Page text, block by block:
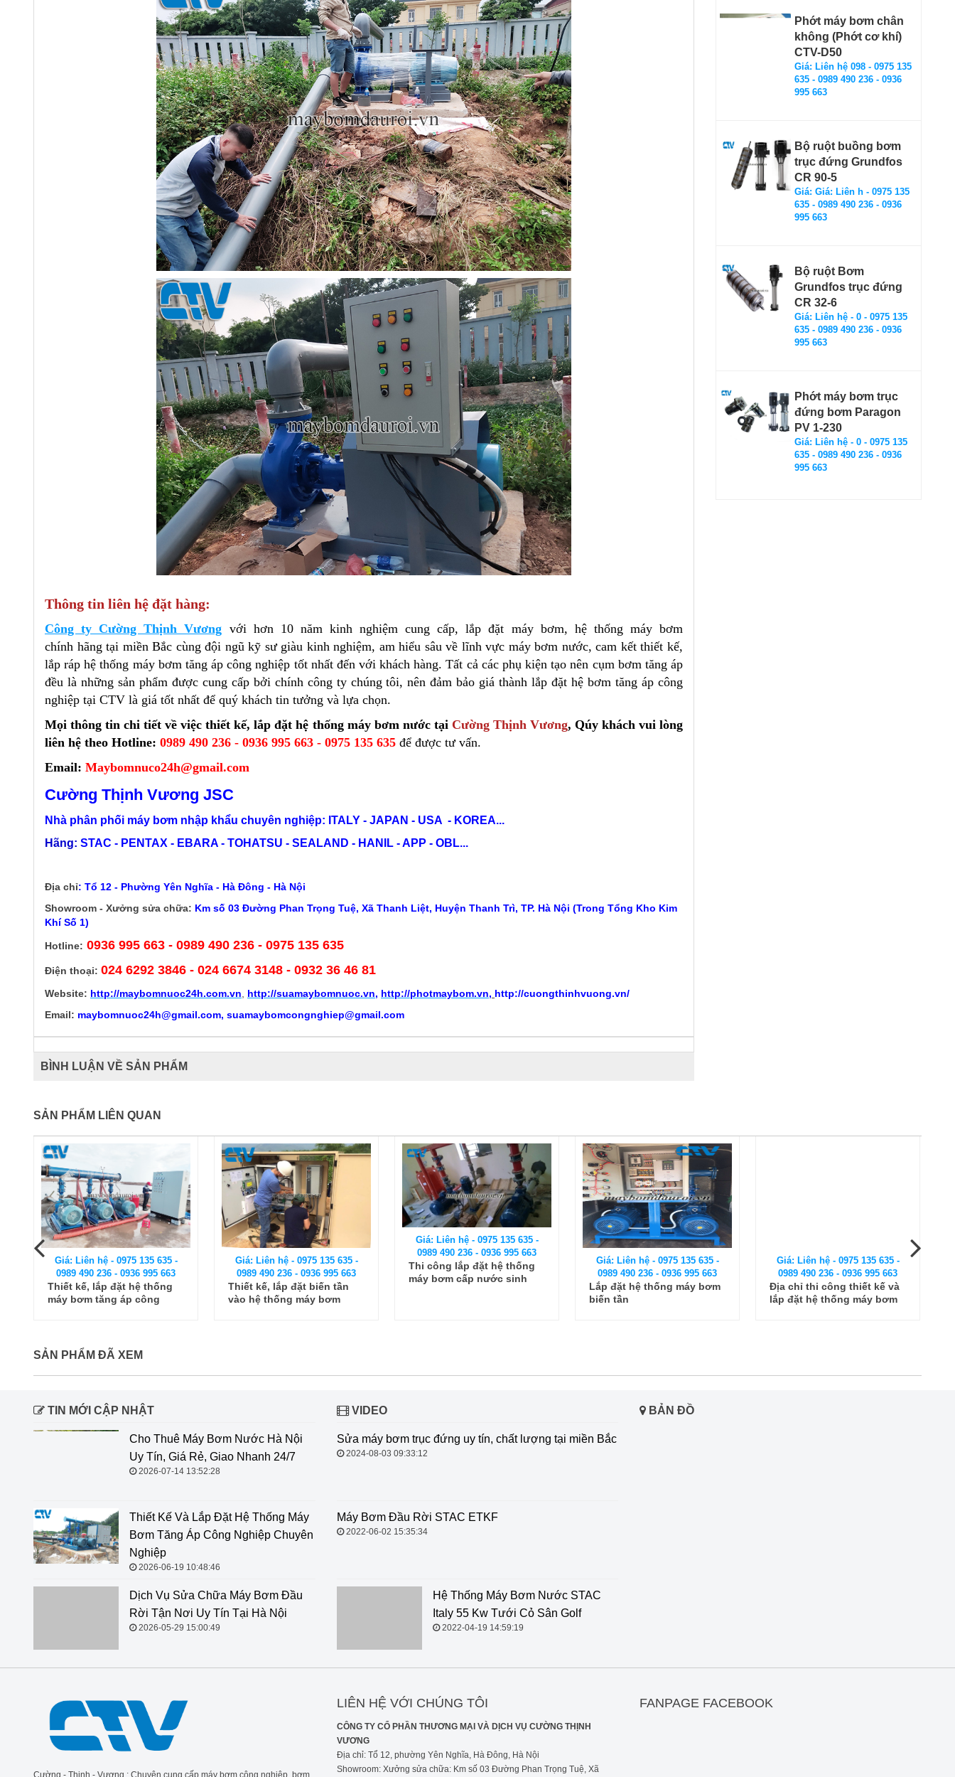
Thông tin liên hệ đặt hàng:
Công ty Cường Thịnh Vương với hơn 10 năm kinh nghiệm cung cấp, lắp đặt máy bơm, hệ thống máy bơm
chính hãng tại miền Bắc cùng đội ngũ kỹ sư giàu kinh nghiệm, am hiểu sâu về lĩnh vực máy bơm nước, cam kết thiết kế,
lắp ráp hệ thống máy bơm tăng áp công nghiệp tốt nhất đến với khách hàng. Tất cả các phụ kiện tạo nên cụm bơm tăng áp
đều là những sản phẩm được cung cấp bởi chính công ty chúng tôi, nên đảm bảo giá thành lắp đặt hệ bơm tăng áp công
nghiệp tại CTV là giá tốt nhất để quý khách tin tưởng và lựa chọn.
Mọi thông tin chi tiết về việc thiết kế, lắp đặt hệ thống máy bơm nước tại Cường Thịnh Vương, Qúy khách vui lòng
liên hệ theo Hotline: 0989 490 236 - 0936 995 663 - 0975 135 635 để được tư vấn.
Email: Maybomnuco24h@gmail.com
Cường Thịnh Vương JSC
Nhà phân phối máy bơm nhập khẩu chuyên nghiệp: ITALY - JAPAN - USA - KOREA...
Hãng: STAC - PENTAX - EBARA - TOHATSU - SEALAND - HANIL - APP - OBL...
Địa chỉ: Tổ 12 - Phường Yên Nghĩa - Hà Đông - Hà Nội
Showroom - Xưởng sửa chữa: Km số 03 Đường Phan Trọng Tuệ, Xã Thanh Liệt, Huyện Thanh Trì, TP. Hà Nội (Trong Tổng Kho Kim
Khí Số 1)
Hotline: 0936 995 663 - 0989 490 236 - 0975 135 635
Điện thoại: 024 6292 3846 - 024 6674 3148 - 0932 36 46 81
Website: http://maybomnuoc24h.com.vn http://suamaybomnuoc.vn, http://photmaybom.vn, http://cuongthinhvuong.vn/
Email: maybomnuoc24h@gmail.com, suamaybomcongnghiep@gmail.com
BÌNH LUẬN VỀ SẢN PHẨM
Phớt máy bơm chân
không (Phớt cơ khí)
CTV-D50
Giá: Liên hệ 098 - 0975 135
635 - 0989 490 236 - 0936
995 663
Bộ ruột buồng bơm
trục đứng Grundfos
CR 90-5
Giá: Giá: Liên h - 0975 135
635 - 0989 490 236 - 0936
995 663
Bộ ruột Bơm
Grundfos trục đứng
CR 32-6
Giá: Liên hệ - 0 - 0975 135
635 - 0989 490 236 - 0936
995 663
Phớt máy bơm trục
đứng bơm Paragon
PV 1-230
Giá: Liên hệ - 0 - 0975 135
635 - 0989 490 236 - 0936
995 663
SẢN PHẨM LIÊN QUAN
Giá: Liên hệ - 0975 135 635 -
0989 490 236 - 0936 995 663
Thiết kế, lắp đặt biến tần
vào hệ thống máy bơm
Giá: Liên hệ - 0975 135 635 -
Thi công lắp đặt hệ thống
máy bơm cấp nước sinh
hoạt
Giá: Liên hệ - 0975 135 635 -
0989 490 236 - 0936 995 663
Lắp đặt hệ thống máy bơm
Giá: Liên hệ - 0975 135 635 -
Địa chỉ thi công thiết kế và
lắp đặt hệ thống máy bơm
nước
Giá: Liên hệ - 0975 135 635 -
0989 490 236 - 0936 995 663
Lắp đặt máy bơm chìm xử
lý nước thải
SẢN PHẨM ĐÃ XEM
TIN MỚI CẬP NHẬT
Cho Thuê Máy Bơm Nước Hà Nội
Uy Tín, Giá Rẻ, Giao Nhanh 24/7
2026-07-14 13:52:28
Thiết Kế Và Lắp Đặt Hệ Thống Máy
Bơm Tăng Áp Công Nghiệp Chuyên
Nghiệp
2026-06-19 10:48:46
Dịch Vụ Sửa Chữa Máy Bơm Đầu
Rời Tận Nơi Uy Tín Tại Hà Nội
2026-05-29 15:00:49
VIDEO
Sửa máy bơm trục đứng uy tín, chất
Máy Bơm Đầu Rời STAC ETKF
Hệ Thống Máy Bơm Nước STAC Italy 55 Kw Tưới Cỏ
BẢN ĐỒ
Cường - Thịnh - Vương : Chuyên cung cấp máy bơm công nghiệp, bơm
LIÊN HỆ VỚI CHÚNG TÔI
CÔNG TY CỔ PHẦN THƯƠNG MẠI VÀ DỊCH VỤ CƯỜNG THỊNH
VƯƠNG
Địa chỉ: Tổ 12, phường Yên Nghĩa, Hà Đông, Hà Nội
Showroom: Xưởng sửa chữa: Km số 03 Đường Phan Trọng Tuệ, Xã
FANPAGE FACEBOOK